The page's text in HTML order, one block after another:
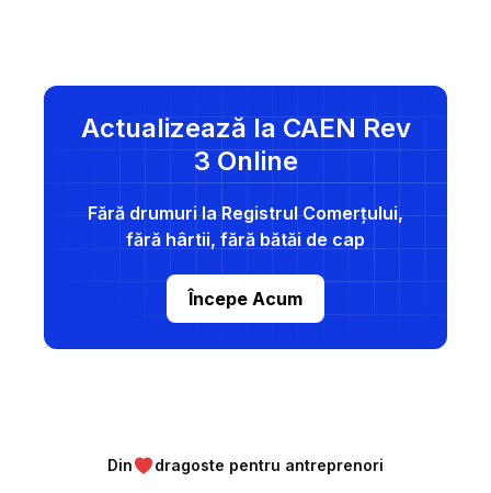
Actualizează la CAEN Rev
3 Online
Fără drumuri la Registrul Comerțului,
fără hârtii, fără bătăi de cap
Începe Acum
Din dragoste pentru antreprenori